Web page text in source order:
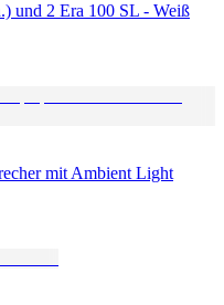
und 2 Era 100 SL - Weiß
mit Ambient Light